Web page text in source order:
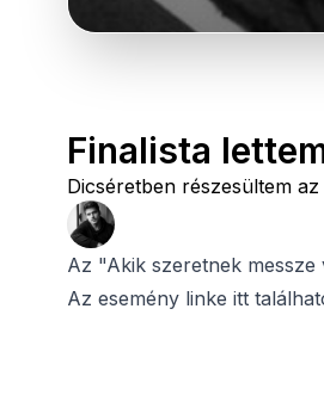
Finalista
Dicséretben részesültem
Az "Akik szeretnek
Az esemény linke itt